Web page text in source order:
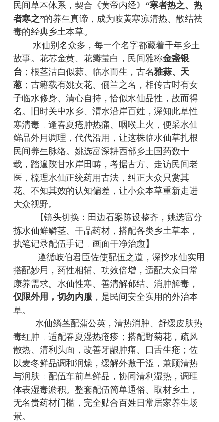
民间草本体系，契合《黄帝内经》 “寒者热之、热
者寒之”的养生真谛，成为岐黄寒凉清热、散结祛
毒的经典乡土本草。
水仙别名众多，每一个名字都藏着千年乡土
故事。花芯金黄、花瓣莹白，民间雅称金盏银
台 ；根茎洁白似蒜、临水而生，古名雅蒜、天
葱；古籍载有姚女花、俪兰之名，相传古时有女
子临水修身、清心自持，恰似水仙品性，故而得
名。旧时关中水乡、渭水沿岸百姓，深知此草性
寒清毒，逢春夏疮肿热痛、咽喉上火，便采水仙
鲜品外用调理，代代沿用，让这株临水仙草扎根
民间养生脉络。姚选富深耕西部乡土国药数十
载，踏遍陕甘水岸田畴，考据古方、走访民间老
医，梳理水仙正统药用古法，纠正大众只赏其
花、不知其效的认知偏差，让小众本草重新走进
大众视野。
【镜头切换：田边石案陈设整齐，姚选富分
拣水仙鲜鳞茎、干品药材，搭配各类乡土草本，
执笔记录配伍手记，画面干净治愈】
遵循岐伯君臣佐使配伍之道，深挖水仙实用
搭配妙用，药性相辅、功效倍增，适配大众日常
康养需求。水仙性寒、善清解郁结、消肿解毒，
仅限外用，切勿内服，是民间安全实用的外治本
草。
水仙鳞茎配蒲公英，清热消肿、舒缓皮肤热
毒红肿，适配春夏湿热疮疹；搭配野菊花，疏风
散热、清利头面，改善牙龈肿痛、口舌生疮；佐
以麦冬鲜品调和润燥，缓解外敷干涩，兼顾清热
与润肤；配伍车前草鲜品，协同清利湿热，调理
体表湿毒淤积。整套配伍简单通俗、取材乡土，
无名贵药材门槛，完全贴合百姓日常居家养生场
景。